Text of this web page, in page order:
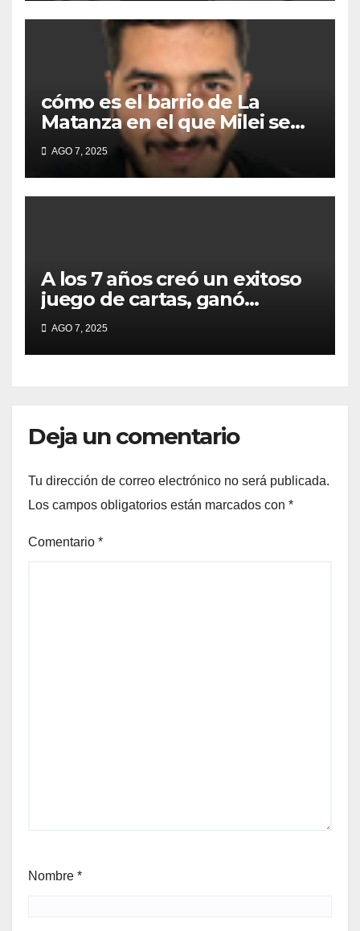
cómo es el barrio de La
Matanza en el que Milei se
sacó la foto de lanzamiento
de campaña en provincia de
Buenos Aires
AGO 7, 2025
A los 7 años creó un exitoso
juego de cartas, ganó
millones y ahora vendió la
idea para cumplir su sueño
AGO 7, 2025
Deja un comentario
Tu dirección de correo electrónico no será publicada.
Los campos obligatorios están marcados con *
Comentario *
Nombre *